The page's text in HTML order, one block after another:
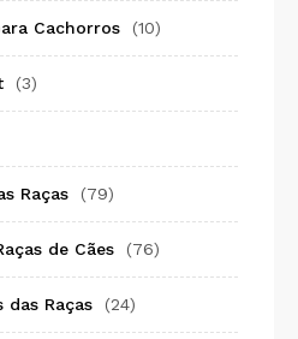
Cachorros (10)
(3)
Raças (79)
de Cães (76)
Raças (24)